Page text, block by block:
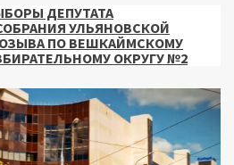
ДЕПУТАТА
УЛЬЯНОВСКОЙ
ПО ВЕШКАЙМСКОМУ
ОКРУГУ №2